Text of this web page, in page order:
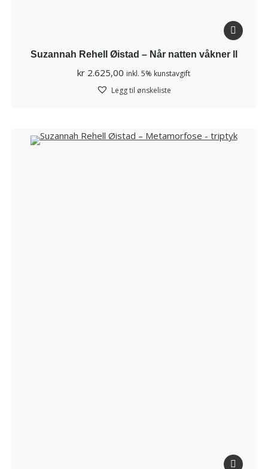
Suzannah Rehell Øistad – Når natten våkner ll
kr 2.625,00 inkl. 5% kunstavgift
Legg til ønskeliste